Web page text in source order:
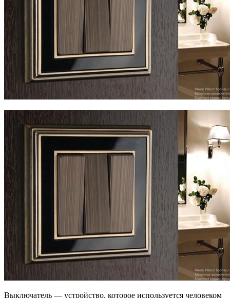
Выключатель — устройство, которое используется человеком